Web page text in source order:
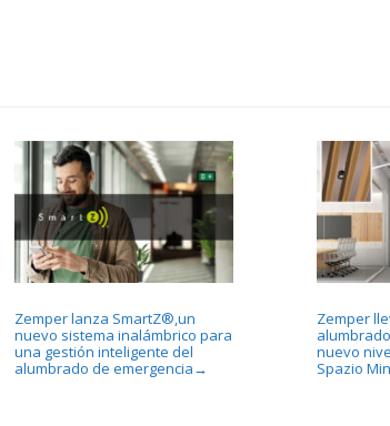
Zemper lanza SmartZ®,un
nuevo sistema inalámbrico para
una gestión inteligente del
alumbrado de emergencia →
Zemper
nuevo
Spazio